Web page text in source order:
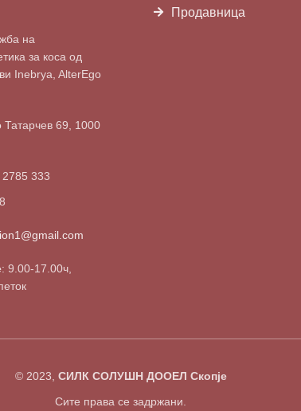
на
за коса од
Inebrya, AlterEgo
Татарчев 69, 1000
333
: 9.00-17.00ч,
Продавница
© 2023, СИЛК СОЛУШН ДООЕЛ Скопје
Сите права се задржани.